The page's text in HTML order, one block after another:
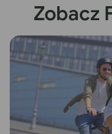
Zobacz